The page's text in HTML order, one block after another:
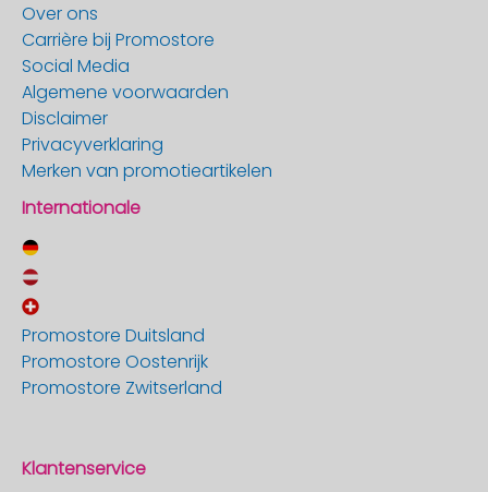
Over ons
Carrière bij Promostore
Social Media
Algemene voorwaarden
Disclaimer
Privacyverklaring
Merken van promotieartikelen
Internationale
Promostore Duitsland
Promostore Oostenrijk
Promostore Zwitserland
Klantenservice